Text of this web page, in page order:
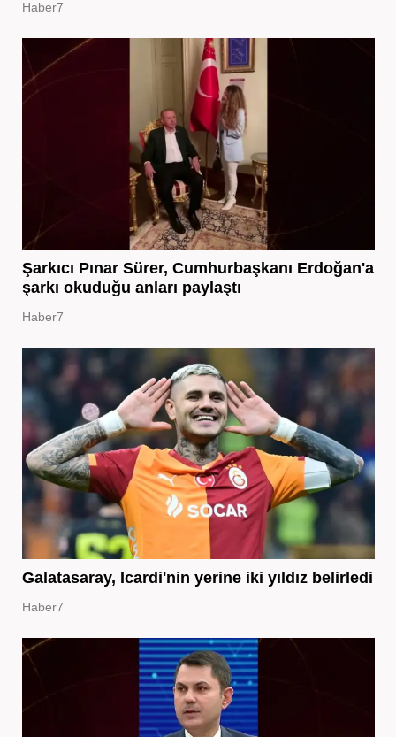
Haber7
Şarkıcı Pınar Sürer, Cumhurbaşkanı Erdoğan'a
şarkı okuduğu anları paylaştı
Haber7
Galatasaray, Icardi'nin yerine iki yıldız belirledi
Haber7